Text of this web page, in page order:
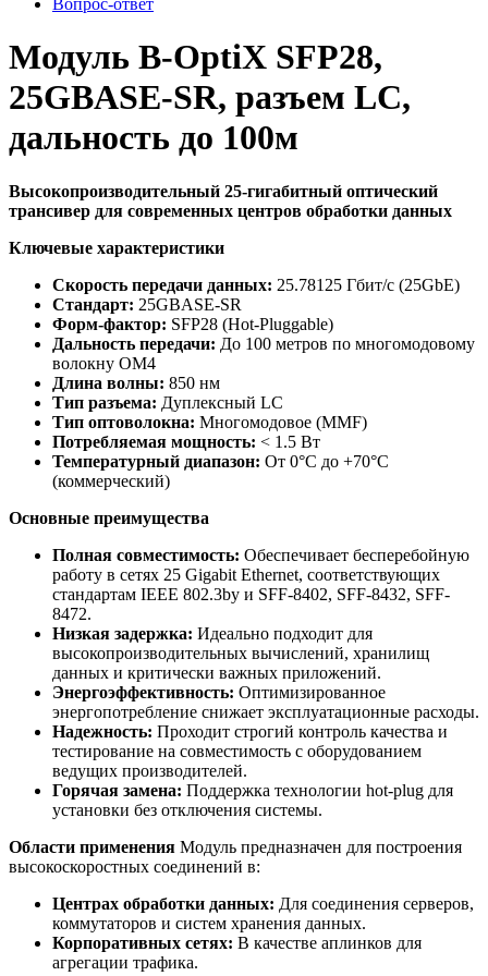
Модуль B-OptiX SFP28,
25GBASE-SR, разъем LC,
дальность до 100м
Высокопроизводительный 25-гигабитный оптический
трансивер для современных центров обработки данных
Ключевые характеристики
Скорость передачи данных: 25.78125 Гбит/с (25GbE)
Стандарт: 25GBASE-SR
Форм-фактор: SFP28 (Hot-Pluggable)
Дальность передачи: До 100 метров по многомодовому
волокну OM4
Длина волны: 850 нм
Тип разъема: Дуплексный LC
Тип оптоволокна: Многомодовое (MMF)
Потребляемая мощность: < 1.5 Вт
Температурный диапазон: От 0°C до +70°C
(коммерческий)
Основные преимущества
Полная совместимость: Обеспечивает бесперебойную
работу в сетях 25 Gigabit Ethernet, соответствующих
стандартам IEEE 802.3by и SFF-8402, SFF-8432, SFF-
8472.
Низкая задержка: Идеально подходит для
высокопроизводительных вычислений, хранилищ
данных и критически важных приложений.
Энергоэффективность: Оптимизированное
энергопотребление снижает эксплуатационные расходы.
Надежность: Проходит строгий контроль качества и
тестирование на совместимость с оборудованием
ведущих производителей.
Горячая замена: Поддержка технологии hot-plug для
установки без отключения системы.
Области применения Модуль предназначен для построения
высокоскоростных соединений в:
Центрах обработки данных: Для соединения серверов,
коммутаторов и систем хранения данных.
Корпоративных сетях: В качестве аплинков для
агрегации трафика.